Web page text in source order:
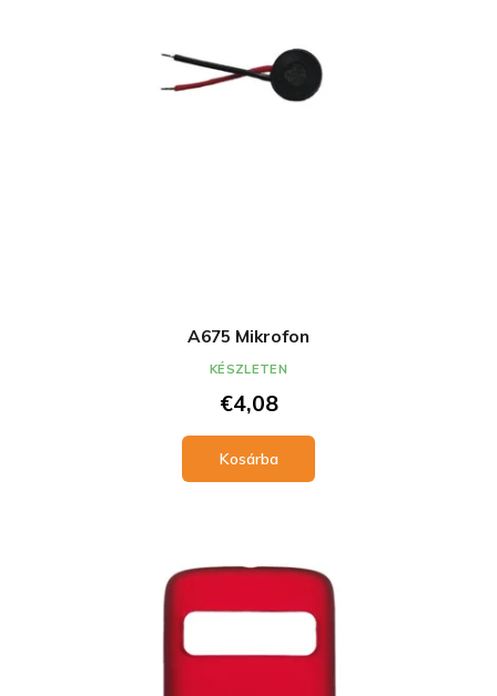
A675 Mikrofon
€4,08
Kosárba
KÉSZLETEN